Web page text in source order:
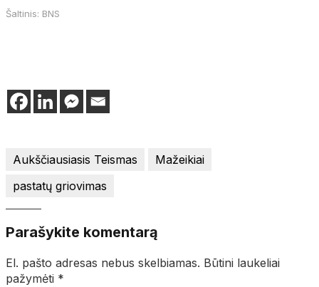
Šaltinis: BNS
Aukščiausiasis Teismas
Mažeikiai
pastatų griovimas
Parašykite komentarą
El. pašto adresas nebus skelbiamas. Būtini laukeliai
pažymėti *